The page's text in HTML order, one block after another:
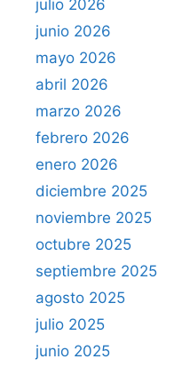
julio 2026
junio 2026
mayo 2026
abril 2026
marzo 2026
febrero 2026
enero 2026
diciembre 2025
noviembre 2025
octubre 2025
septiembre 2025
agosto 2025
julio 2025
junio 2025